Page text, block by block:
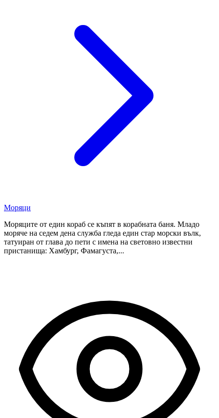
Моряци
Моряците от един кораб се къпят в корабната баня. Младо
моряче на седем дена служба гледа един стар морски вълк,
татуиран от глава до пети с имена на световно известни
пристанища: Хамбург, Фамагуста,...